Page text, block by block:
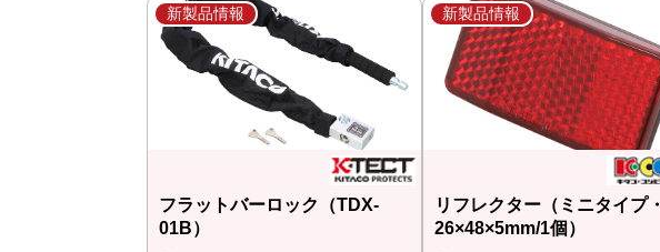
新製品情報
フラットバーロック（TDX-
01B）
新製品情報
リフレクター（ミニタイプ・
26×48×5mm/1個）